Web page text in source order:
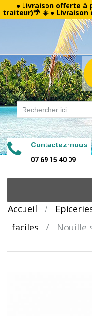
● Livraison offerte à
traiteur)🌴 ☀️ ● Livraison
Contactez-nous
07 69 15 40 09
content
Accueil /
faciles
/ Nouille